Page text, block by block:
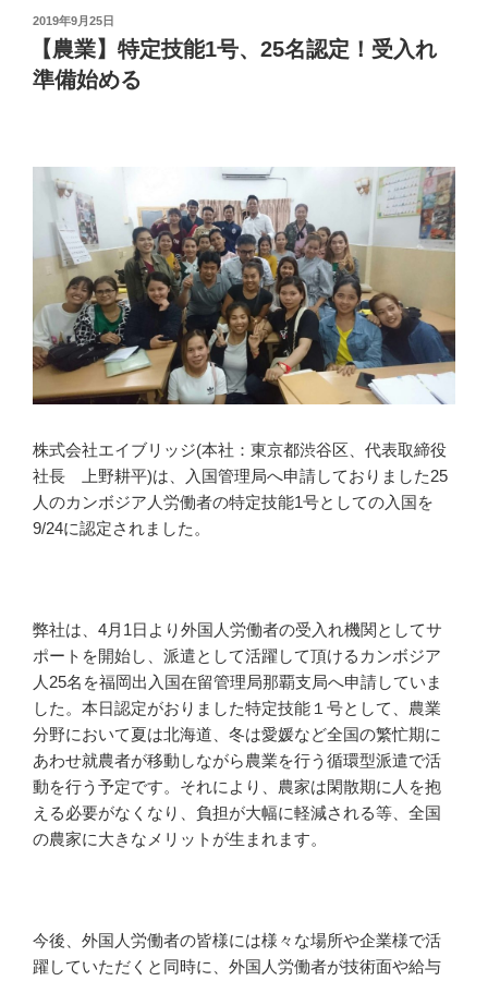
投
稿
日:
2019年9月25日
【農業】特定技能1号、25名認定！受入れ
準備始める
株式会社エイブリッジ(本社：東京都渋谷区、代表取締役
社長 上野耕平)は、入国管理局へ申請しておりました25
人のカンボジア人労働者の特定技能1号としての入国を
9/24に認定されました。
弊社は、4月1日より外国人労働者の受入れ機関としてサ
ポートを開始し、派遣として活躍して頂けるカンボジア
人25名を福岡出入国在留管理局那覇支局へ申請していま
した。本日認定がおりました特定技能１号として、農業
分野において夏は北海道、冬は愛媛など全国の繁忙期に
あわせ就農者が移動しながら農業を行う循環型派遣で活
動を行う予定です。それにより、農家は閑散期に人を抱
える必要がなくなり、負担が大幅に軽減される等、全国
の農家に大きなメリットが生まれます。
今後、外国人労働者の皆様には様々な場所や企業様で活
躍していただくと同時に、外国人労働者が技術面や給与